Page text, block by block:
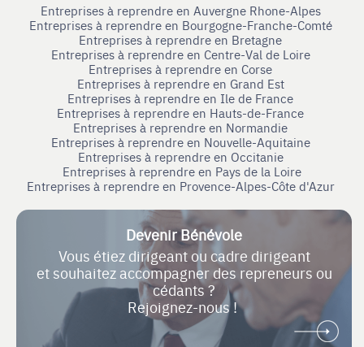
Entreprises à reprendre en Auvergne Rhone-Alpes
Entreprises à reprendre en Bourgogne-Franche-Comté
Entreprises à reprendre en Bretagne
Entreprises à reprendre en Centre-Val de Loire
Entreprises à reprendre en Corse
Entreprises à reprendre en Grand Est
Entreprises à reprendre en Ile de France
Entreprises à reprendre en Hauts-de-France
Entreprises à reprendre en Normandie
Entreprises à reprendre en Nouvelle-Aquitaine
Entreprises à reprendre en Occitanie
Entreprises à reprendre en Pays de la Loire
Entreprises à reprendre en Provence-Alpes-Côte d'Azur
Devenir Bénévole
Vous étiez dirigeant ou cadre dirigeant
et souhaitez accompagner des repreneurs ou
cédants ?
Rejoignez-nous !